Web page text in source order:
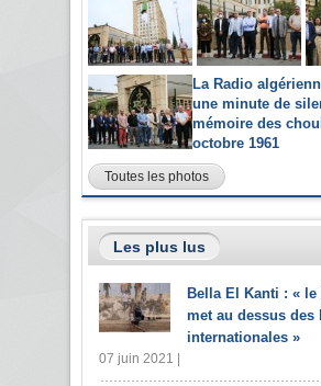
La Radio
une minute de
mémoire des
octobre 1961
Toutes les photos
Les plus lus
Bella El Kanti : « le
met au dessus des
internationales »
07 juin 2021 |